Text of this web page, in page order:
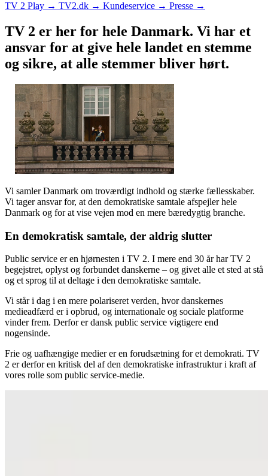
TV 2 Play → TV2.dk → Kundeservice → Presse →
TV 2 er her for hele Danmark. Vi har et
ansvar for at give hele landet en stemme
og sikre, at alle stemmer bliver hørt.
Vi samler Danmark om troværdigt indhold og stærke fællesskaber.
Vi tager ansvar for, at den demokratiske samtale afspejler hele
Danmark og for at vise vejen mod en mere bæredygtig branche.
En demokratisk samtale, der aldrig slutter
Public service er en hjørnesten i TV 2. I mere end 30 år har TV 2
begejstret, oplyst og forbundet danskerne – og givet alle et sted at stå
og et sprog til at deltage i den demokratiske samtale.
Vi står i dag i en mere polariseret verden, hvor danskernes
medieadfærd er i opbrud, og internationale og sociale platforme
vinder frem. Derfor er dansk public service vigtigere end
nogensinde.
Frie og uafhængige medier er en forudsætning for et demokrati. TV
2 er derfor en kritisk del af den demokratiske infrastruktur i kraft af
vores rolle som public service-medie.